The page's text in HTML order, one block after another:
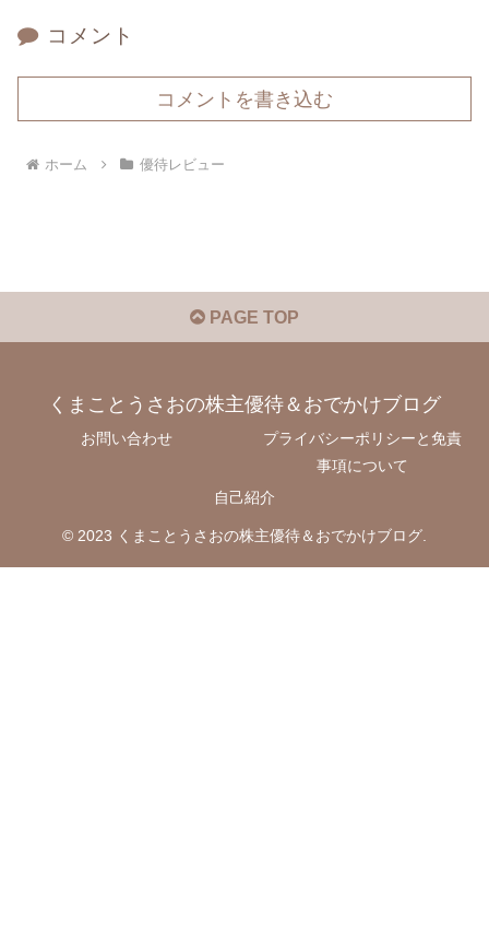
コメント
コメントを書き込む
ホーム 優待レビュー
PAGE TOP
くまことうさおの株主優待＆おでかけブログ
お問い合わせ
プライバシーポリシーと免責
事項について
自己紹介
© 2023 くまことうさおの株主優待＆おでかけブログ.